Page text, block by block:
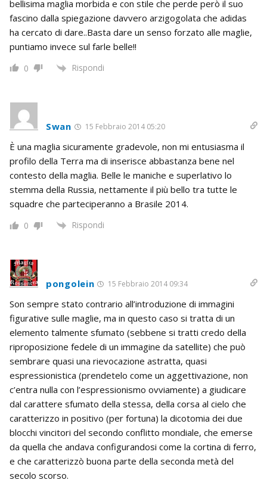
bellisima maglia morbida e con stile che perde però il suo
fascino dalla spiegazione davvero arzigogolata che adidas
ha cercato di dare..Basta dare un senso forzato alle maglie,
puntiamo invece sul farle belle!!
0 Rispondi
Swan 15 Febbraio 2014 05:20
È una maglia sicuramente gradevole, non mi entusiasma il
profilo della Terra ma di inserisce abbastanza bene nel
contesto della maglia. Belle le maniche e superlativo lo
stemma della Russia, nettamente il più bello tra tutte le
squadre che parteciperanno a Brasile 2014.
0 Rispondi
pongolein 15 Febbraio 2014 09:34
Son sempre stato contrario all’introduzione di immagini
figurative sulle maglie, ma in questo caso si tratta di un
elemento talmente sfumato (sebbene si tratti credo della
riproposizione fedele di un immagine da satellite) che può
sembrare quasi una rievocazione astratta, quasi
espressionistica (prendetelo come un aggettivazione, non
c’entra nulla con l’espressionismo ovviamente) a giudicare
dal carattere sfumato della stessa, della corsa al cielo che
caratterizzo in positivo (per fortuna) la dicotomia dei due
blocchi vincitori del secondo conflitto mondiale, che emerse
da quella che andava configurandosi come la cortina di ferro,
e che caratterizzò buona parte della seconda metà del
secolo scorso.